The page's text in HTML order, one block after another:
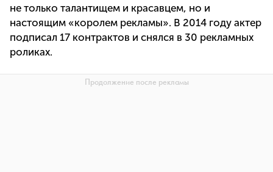
не только талантищем и красавцем, но и
настоящим «королем рекламы». В 2014 году актер
подписал 17 контрактов и снялся в 30 рекламных
роликах.